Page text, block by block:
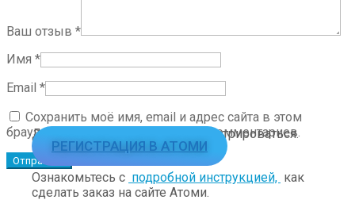
Ваш отзыв *
Имя *
Email *
Сохранить моё имя, email и адрес сайта в этом
браузере для последующих моих комментариев.
Для заказа необходимо зарегистрироваться.
РЕГИСТРАЦИЯ В АТОМИ
Ознакомьтесь с подробной инструкцией, как
сделать заказ на сайте Атоми.